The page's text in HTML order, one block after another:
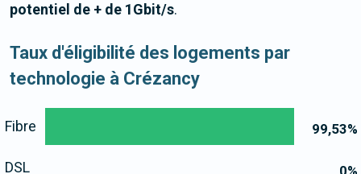
potentiel de + de 1Gbit/s.
Taux d'éligibilité des logements par
technologie à Crézancy
99,53%
Fibre
DSL